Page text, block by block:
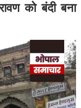
को बंदी बना